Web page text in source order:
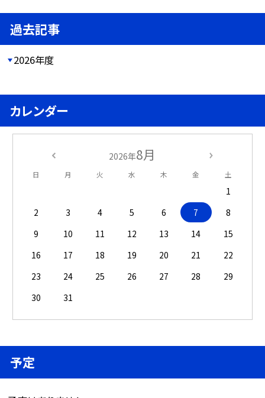
過去記事
2026年度
カレンダー
2026年8月
日 月 火 水 木 金 土
1
2
3 4 5 6 7
8
9
10 11 12 13 14
15
16
17 18 19 20 21
22
23
24 25 26 27 28
29
30
31
予定